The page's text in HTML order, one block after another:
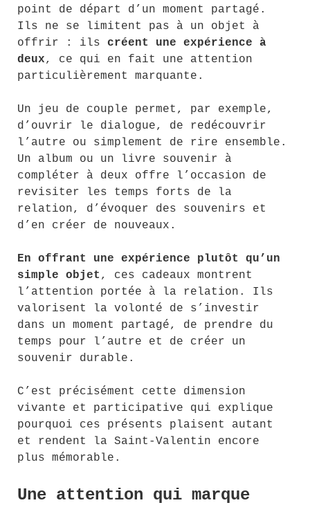
point de départ d’un moment partagé.
Ils ne se limitent pas à un objet à
offrir : ils créent une expérience à
deux, ce qui en fait une attention
particulièrement marquante.
Un jeu de couple permet, par exemple,
d’ouvrir le dialogue, de redécouvrir
l’autre ou simplement de rire ensemble.
Un album ou un livre souvenir à
compléter à deux offre l’occasion de
revisiter les temps forts de la
relation, d’évoquer des souvenirs et
d’en créer de nouveaux.
En offrant une expérience plutôt qu’un
simple objet , ces cadeaux montrent
l’attention portée à la relation. Ils
valorisent la volonté de s’investir
dans un moment partagé, de prendre du
temps pour l’autre et de créer un
souvenir durable.
C’est précisément cette dimension
vivante et participative qui explique
pourquoi ces présents plaisent autant
et rendent la Saint-Valentin encore
plus mémorable.
Une attention qui marque